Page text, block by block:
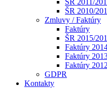
ŠR 2011/
ŠR 2010/
Zmluvy / Faktúry
Faktúry
ŠR 2015/
Faktúry
Faktúry
Faktúry 2012
GDPR
Kontakty